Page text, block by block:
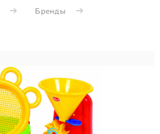
Бренды